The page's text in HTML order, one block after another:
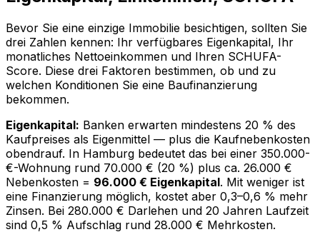
Bevor Sie eine einzige Immobilie besichtigen, sollten Sie
drei Zahlen kennen: Ihr verfügbares Eigenkapital, Ihr
monatliches Nettoeinkommen und Ihren SCHUFA-
Score. Diese drei Faktoren bestimmen, ob und zu
welchen Konditionen Sie eine Baufinanzierung
bekommen.
Eigenkapital: Banken erwarten mindestens 20 % des
Kaufpreises als Eigenmittel — plus die Kaufnebenkosten
obendrauf. In Hamburg bedeutet das bei einer 350.000-
€-Wohnung rund 70.000 € (20 %) plus ca. 26.000 €
Nebenkosten = 96.000 € Eigenkapital. Mit weniger ist
eine Finanzierung möglich, kostet aber 0,3–0,6 % mehr
Zinsen. Bei 280.000 € Darlehen und 20 Jahren Laufzeit
sind 0,5 % Aufschlag rund 28.000 € Mehrkosten.